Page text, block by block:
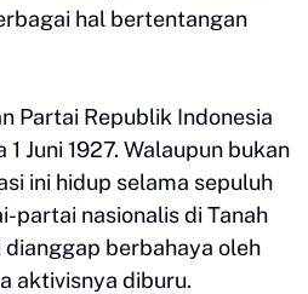
hal bertentangan
Partai Republik Indonesia
Juni 1927. Walaupun bukan
ini hidup selama sepuluh
partai nasionalis di Tanah
berbahaya oleh
aktivisnya diburu.